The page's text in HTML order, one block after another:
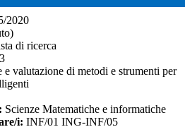
2020
di ricerca
e valutazione di metodi e strumenti per
Scienze Matematiche e informatiche
i: INF/01 ING-INF/05